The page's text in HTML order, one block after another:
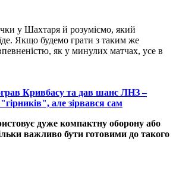
у Шахтаря й розуміємо, який
Якщо будемо грати з таким же
як у минулих матчах, усе в
Кривбасу та дав шанс ЛНЗ –
але зірвався сам
дуже компактну оборону або
важливо бути готовими до такого